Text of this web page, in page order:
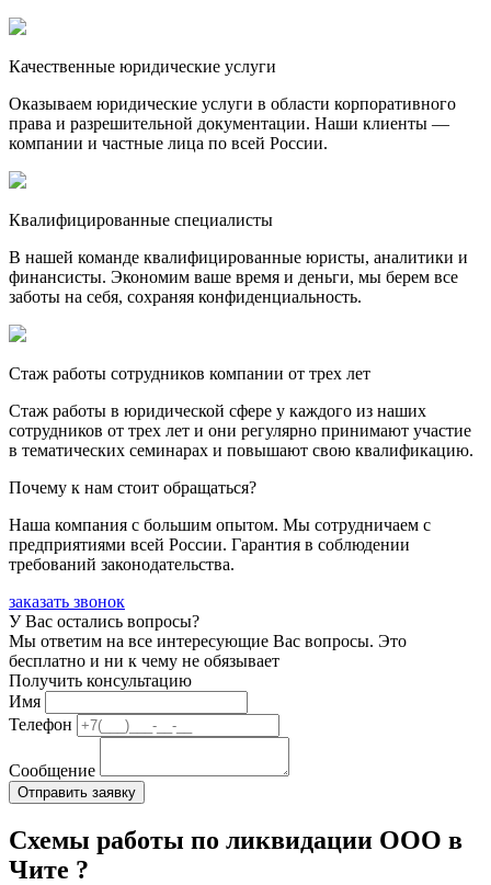
Качественные юридические услуги
Оказываем юридические услуги в области корпоративного
права и разрешительной документации. Наши клиенты —
компании и частные лица по всей России.
Квалифицированные специалисты
В нашей команде квалифицированные юристы, аналитики и
финансисты. Экономим ваше время и деньги, мы берем все
заботы на себя, сохраняя конфиденциальность.
Стаж работы сотрудников компании от трех лет
Стаж работы в юридической сфере у каждого из наших
сотрудников от трех лет и они регулярно принимают участие
в тематических семинарах и повышают свою квалификацию.
Почему к нам стоит обращаться?
Наша компания с большим опытом. Мы сотрудничаем с
предприятиями всей России. Гарантия в соблюдении
требований законодательства.
заказать звонок
У Вас остались вопросы?
Мы ответим на все интересующие Вас вопросы. Это
бесплатно и ни к чему не обязывает
Получить консультацию
Имя
Телефон
Сообщение
Схемы работы по ликвидации ООО в
Чите ?